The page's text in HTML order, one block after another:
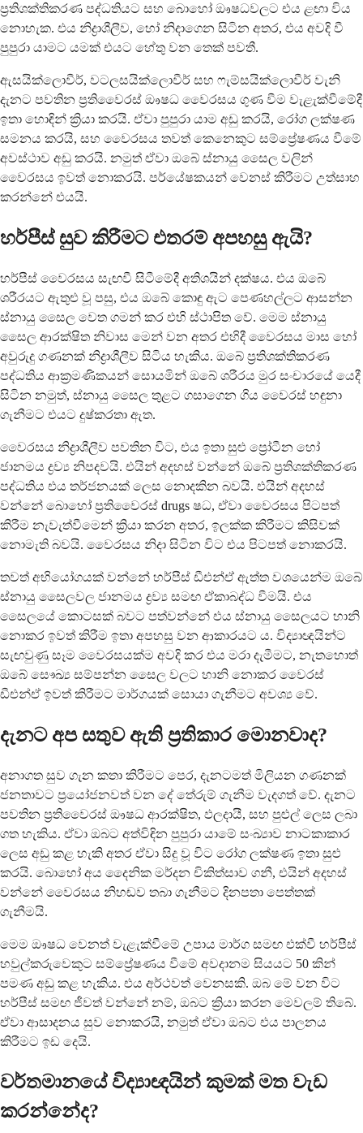
ප්‍රතිශක්තිකරණ පද්ධතියට සහ බොහෝ ඖෂධවලට එය ළඟා විය
නොහැක. එය නිද්‍රාශීලීව, හෝ නිදාගෙන සිටින අතර, එය අවදි වී
පුපුරා යාමට යමක් එයට හේතු වන තෙක් පවතී.
ඇසයික්ලොවීර්, වටලසයික්ලොවීර් සහ ෆැම්සයික්ලොවීර් වැනි
දැනට පවතින ප්‍රතිවෛරස් ඖෂධ වෛරසය ගුණ වීම වැළැක්වීමේදී
ඉතා හොඳින් ක්‍රියා කරයි. ඒවා පුපුරා යාම අඩු කරයි, රෝග ලක්ෂණ
සමනය කරයි, සහ වෛරසය තවත් කෙනෙකුට සම්ප්‍රේෂණය වීමේ
අවස්ථාව අඩු කරයි. නමුත් ඒවා ඔබේ ස්නායු සෛල වලින්
වෛරසය ඉවත් නොකරයි. පර්යේෂකයන් වෙනස් කිරීමට උත්සාහ
කරන්නේ එයයි.
හර්පීස් සුව කිරීමට එතරම් අපහසු ඇයි?
හර්පීස් වෛරසය සැඟවී සිටීමේදී අතිශයින් දක්ෂය. එය ඔබේ
ශරීරයට ඇතුළු වූ පසු, එය ඔබේ කොඳු ඇට පෙණහල්ලට ආසන්න
ස්නායු සෛල වෙත ගමන් කර එහි ස්ථාපිත වේ. මෙම ස්නායු
සෛල ආරක්ෂිත නිවාස මෙන් වන අතර එහිදී වෛරසය මාස හෝ
අවුරුදු ගණනක් නිද්‍රාශීලීව සිටිය හැකිය. ඔබේ ප්‍රතිශක්තිකරණ
පද්ධතිය ආක්‍රමණිකයන් සොයමින් ඔබේ ශරීරය මුර සංචාරයේ යෙදී
සිටින නමුත්, ස්නායු සෛල තුළට ගසාගෙන ගිය වෛරස් හඳුනා
ගැනීමට එයට දුෂ්කරතා ඇත.
වෛරසය නිද්‍රාශීලීව පවතින විට, එය ඉතා සුළු ප්‍රෝටීන හෝ
ජානමය ද්‍රව්‍ය නිපදවයි. එයින් අදහස් වන්නේ ඔබේ ප්‍රතිශක්තිකරණ
පද්ධතිය එය තර්ජනයක් ලෙස නොදකින බවයි. එයින් අදහස්
වන්නේ බොහෝ ප්‍රතිවෛරස් drugs ෂධ, ඒවා වෛරසය පිටපත්
කිරීම නැවැත්වීමෙන් ක්‍රියා කරන අතර, ඉලක්ක කිරීමට කිසිවක්
නොමැති බවයි. වෛරසය නිදා සිටින විට එය පිටපත් නොකරයි.
තවත් අභියෝගයක් වන්නේ හර්පීස් ඩීඑන්ඒ ඇත්ත වශයෙන්ම ඔබේ
ස්නායු සෛලවල ජානමය ද්‍රව්‍ය සමඟ ඒකාබද්ධ වීමයි. එය
සෛලයේ කොටසක් බවට පත්වන්නේ එය ස්නායු සෛලයට හානි
නොකර ඉවත් කිරීම ඉතා අපහසු වන ආකාරයට ය. විද්‍යාඥයින්ට
සැඟවුණු සෑම වෛරසයක්ම අවදි කර එය මරා දැමීමට, නැතහොත්
ඔබේ සෞඛ්‍ය සම්පන්න සෛල වලට හානි නොකර වෛරස්
ඩීඑන්ඒ ඉවත් කිරීමට මාර්ගයක් සොයා ගැනීමට අවශ්‍ය වේ.
දැනට අප සතුව ඇති ප්‍රතිකාර මොනවාද?
අනාගත සුව ගැන කතා කිරීමට පෙර, දැනටමත් මිලියන ගණනක්
ජනතාවට ප්‍රයෝජනවත් වන දේ තේරුම් ගැනීම වැදගත් වේ. දැනට
පවතින ප්‍රතිවෛරස් ඖෂධ ආරක්ෂිත, ඵලදායී, සහ පුළුල් ලෙස ලබා
ගත හැකිය. ඒවා ඔබට අත්විඳින පුපුරා යාමේ සංඛ්‍යාව නාටකාකාර
ලෙස අඩු කළ හැකි අතර ඒවා සිදු වූ විට රෝග ලක්ෂණ ඉතා සුළු
කරයි. බොහෝ අය දෛනික මර්දන චිකිත්සාව ගනී, එයින් අදහස්
වන්නේ වෛරසය නිහඬව තබා ගැනීමට දිනපතා පෙත්තක්
ගැනීමයි.
මෙම ඖෂධ වෙනත් වැළැක්වීමේ උපාය මාර්ග සමඟ එක්වී හර්පීස්
හවුල්කරුවෙකුට සම්ප්‍රේෂණය වීමේ අවදානම සියයට 50 කින්
පමණ අඩු කළ හැකිය. එය අර්ථවත් වෙනසකි. ඔබ මේ වන විට
හර්පීස් සමඟ ජීවත් වන්නේ නම්, ඔබට ක්‍රියා කරන මෙවලම් තිබේ.
ඒවා ආසාදනය සුව නොකරයි, නමුත් ඒවා ඔබට එය පාලනය
කිරීමට ඉඩ දෙයි.
වර්තමානයේ විද්‍යාඥයින් කුමක් මත වැඩ
කරන්නේද?